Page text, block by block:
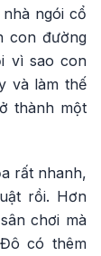
ngói cổ
con đường
vì sao con
và làm thế
thành một
rất nhanh,
rồi. Hơn
chơi mà
có thêm